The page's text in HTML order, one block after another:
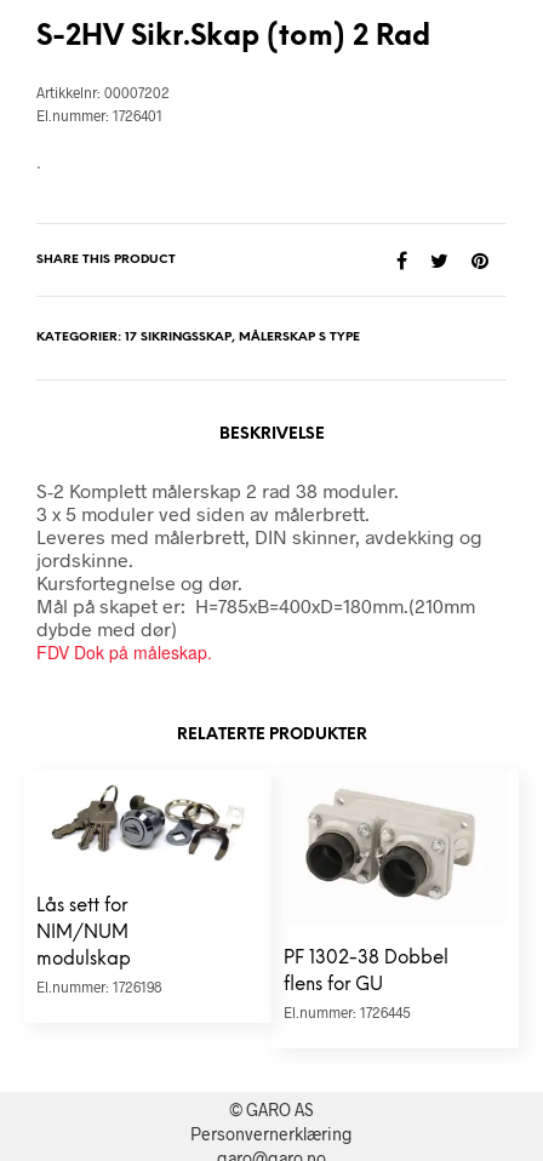
S-2HV Sikr.Skap (tom) 2 Rad
Artikkelnr: 00007202
El.nummer: 1726401
.
SHARE THIS PRODUCT
KATEGORIER: 17 SIKRINGSSKAP, MÅLERSKAP S TYPE
BESKRIVELSE
S-2 Komplett målerskap 2 rad 38 moduler.
3 x 5 moduler ved siden av målerbrett.
Leveres med målerbrett, DIN skinner, avdekking og
jordskinne.
Kursfortegnelse og dør.
Mål på skapet er: H=785xB=400xD=180mm.(210mm
dybde med dør)
FDV Dok på måleskap.
RELATERTE PRODUKTER
Lås sett for
NIM/NUM
modulskap
El.nummer: 1726198
PF 1302-38 Dobbel
flens for GU
El.nummer: 1726445
© GARO AS
Personvernerklæring